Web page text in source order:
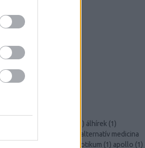
LINKEK
Darwin-nap
Társaság
) álhírek (1)
alternatív medicina
antibiotikum (1) apollo (1)